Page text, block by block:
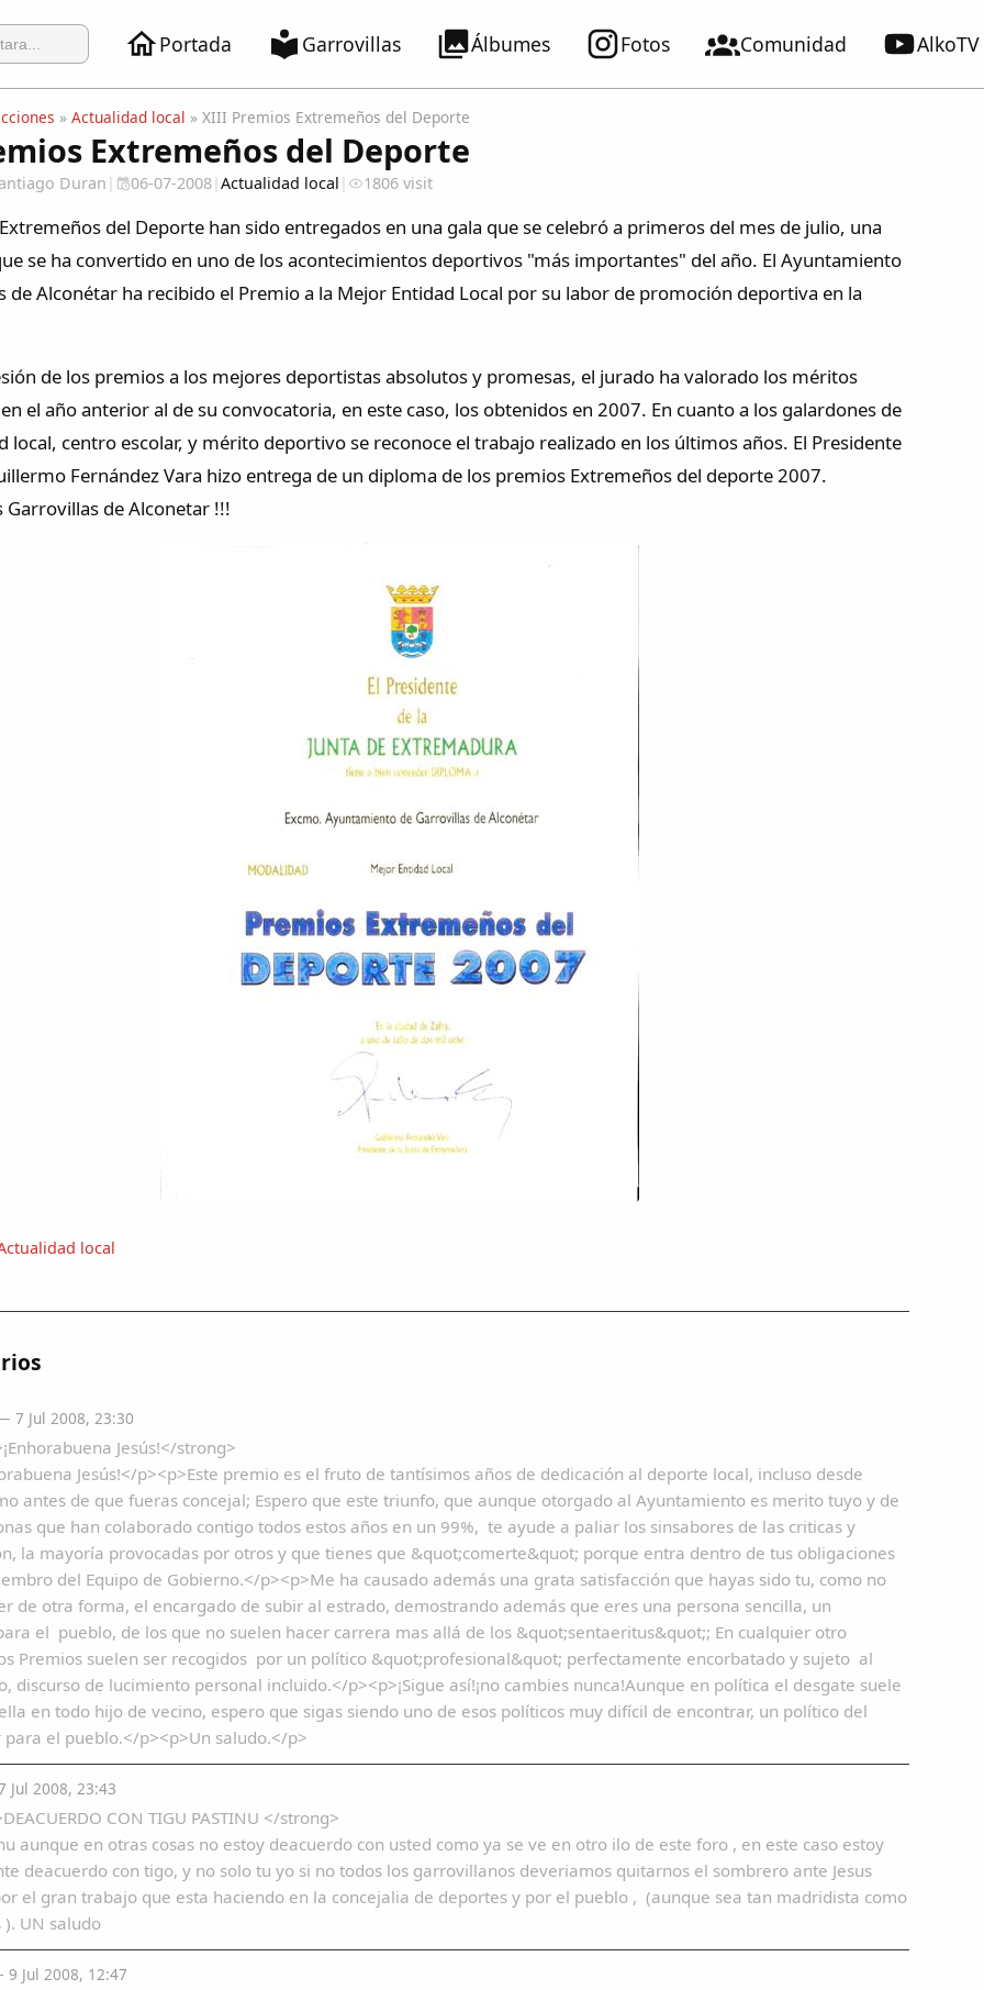
Portada Garrovillas Álbumes Fotos Comunidad AlkoTV
» Actualidad local » XIII Premios Extremeños del Deporte
Extremeños del Deporte
Duran | 06-07-2008| Actualidad local | 1806 visit
del Deporte han sido entregados en una gala que se celebró a primeros del mes de julio, una
se ha convertido en uno de los acontecimientos deportivos "más importantes" del año. El Ayuntamiento
de Alconétar ha recibido el Premio a la Mejor Entidad Local por su labor de promoción deportiva en la
de los premios a los mejores deportistas absolutos y promesas, el jurado ha valorado los méritos
el año anterior al de su convocatoria, en este caso, los obtenidos en 2007. En cuanto a los galardones de
local, centro escolar, y mérito deportivo se reconoce el trabajo realizado en los últimos años. El Presidente
Fernández Vara hizo entrega de un diploma de los premios Extremeños del deporte 2007.
Garrovillas de Alconetar !!!
local
7 Jul 2008, 23:30
Jesús!</strong>
Jesús!</p><p>Este premio es el fruto de tantísimos años de dedicación al deporte local, incluso desde
antes de que fueras concejal; Espero que este triunfo, que aunque otorgado al Ayuntamiento es merito tuyo y de
que han colaborado contigo todos estos años en un 99%, te ayude a paliar los sinsabores de las criticas y
la mayoría provocadas por otros y que tienes que &quot;comerte&quot; porque entra dentro de tus obligaciones
del Equipo de Gobierno.</p><p>Me ha causado además una grata satisfacción que hayas sido tu, como no
de otra forma, el encargado de subir al estrado, demostrando además que eres una persona sencilla, un
el pueblo, de los que no suelen hacer carrera mas allá de los &quot;sentaeritus&quot;; En cualquier otro
Premios suelen ser recogidos por un político &quot;profesional&quot; perfectamente encorbatado y sujeto al
discurso de lucimiento personal incluido.</p><p>¡Sigue así!¡no cambies nunca!Aunque en política el desgate suele
en todo hijo de vecino, espero que sigas siendo uno de esos políticos muy difícil de encontrar, un político del
para el pueblo.</p><p>Un saludo.</p>
Jul 2008, 23:43
CON TIGU PASTINU </strong>
aunque en otras cosas no estoy deacuerdo con usted como ya se ve en otro ilo de este foro , en este caso estoy
deacuerdo con tigo, y no solo tu yo si no todos los garrovillanos deveriamos quitarnos el sombrero ante Jesus
el gran trabajo que esta haciendo en la concejalia de deportes y por el pueblo , (aunque sea tan madridista como
). UN saludo
Jul 2008, 12:47